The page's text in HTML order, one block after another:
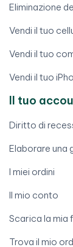
Eliminazione
Vendi il tuo
Vendi il tuo
Vendi il tuo
Il tuo
Diritto di
Elaborare una
I miei ordini
Il mio conto
Scarica la mia
Trova il mio